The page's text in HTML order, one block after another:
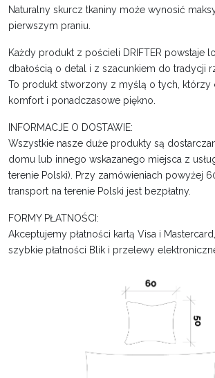
Naturalny skurcz tkaniny może wynosić
pierwszym praniu.
Każdy produkt z pościeli DRIFTER powstaje
dbałością o detal i z szacunkiem do tradycji
To produkt stworzony z myślą o tych, którzy
komfort i ponadczasowe piękno.
INFORMACJE O DOSTAWIE:
Wszystkie nasze duże produkty są
domu lub innego wskazanego miejsca z
terenie Polski). Przy zamówieniach powyżej
transport na terenie Polski jest bezpłatny.
FORMY PŁATNOŚCI:
Akceptujemy płatności kartą Visa i
szybkie płatności Blik i przelewy